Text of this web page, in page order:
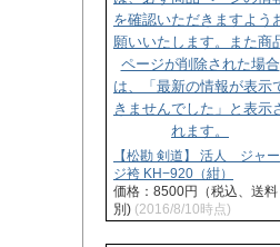
【松勘 剣道】 活人 ジャー
ジ袴 KH−920（紺）
価格：8500円（税込、送料
別) (2016/8/10時点)